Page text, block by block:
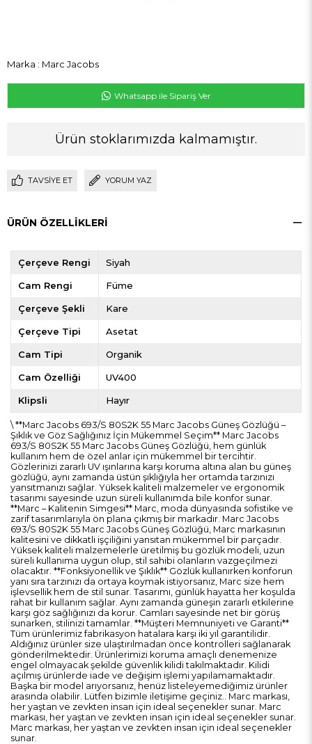
Marka : Marc Jacobs
Whatsapp ile Sipariş Ver
Ürün stoklarımızda kalmamıştır.
TAVSIYE ET YORUM YAZ
ÜRÜN ÖZELLIKLERI
Çerçeve Rengi Siyah
Cam Rengi Füme
Çerçeve Şekli Kare
Çerçeve Tipi Asetat
Cam Tipi Organik
Cam Özelliği UV400
Klipsli Hayır
\ **Marc Jacobs 693/S 80S2K 55 Marc Jacobs Güneş Gözlüğü –
Şıklık ve Göz Sağlığınız İçin Mükemmel Seçim** Marc Jacobs
693/S 80S2K 55 Marc Jacobs Güneş Gözlüğü, hem günlük
kullanım hem de özel anlar için mükemmel bir tercihtir.
Gözlerinizi zararlı UV ışınlarına karşı koruma altına alan bu güneş
gözlüğü, aynı zamanda üstün şıklığıyla her ortamda tarzınızı
yansıtmanızı sağlar. Yüksek kaliteli malzemeler ve ergonomik
tasarımı sayesinde uzun süreli kullanımda bile konfor sunar.
**Marc – Kalitenin Simgesi** Marc, moda dünyasında sofistike ve
zarif tasarımlarıyla ön plana çıkmış bir markadır. Marc Jacobs
693/S 80S2K 55 Marc Jacobs Güneş Gözlüğü, Marc markasının
kalitesini ve dikkatli işçiliğini yansıtan mükemmel bir parçadır.
Yüksek kaliteli malzemelerle üretilmiş bu gözlük modeli, uzun
süreli kullanıma uygun olup, stil sahibi olanların vazgeçilmezi
olacaktır. **Fonksiyonellik ve Şıklık** Gözlük kullanırken konforun
yanı sıra tarzınızı da ortaya koymak istiyorsanız, Marc size hem
işlevsellik hem de stil sunar. Tasarımı, günlük hayatta her koşulda
rahat bir kullanım sağlar. Aynı zamanda güneşin zararlı etkilerine
karşı göz sağlığınızı da korur. Camları sayesinde net bir görüş
sunarken, stilinizi tamamlar. **Müşteri Memnuniyeti ve Garanti**
Tüm ürünlerimiz fabrikasyon hatalara karşı iki yıl garantilidir.
Aldığınız ürünler size ulaştırılmadan önce kontrolleri sağlanarak
gönderilmektedir. Ürünlerimizi koruma amaçlı denemenize
engel olmayacak şekilde güvenlik kilidi takılmaktadır. Kilidi
açılmış ürünlerde iade ve değişim işlemi yapılamamaktadır.
Başka bir model arıyorsanız, henüz listeleyemediğimiz ürünler
arasında olabilir. Lütfen bizimle iletişime geçiniz.. Marc markası,
her yaştan ve zevkten insan için ideal seçenekler sunar. Marc
markası, her yaştan ve zevkten insan için ideal seçenekler sunar.
Marc markası, her yaştan ve zevkten insan için ideal seçenekler
sunar.